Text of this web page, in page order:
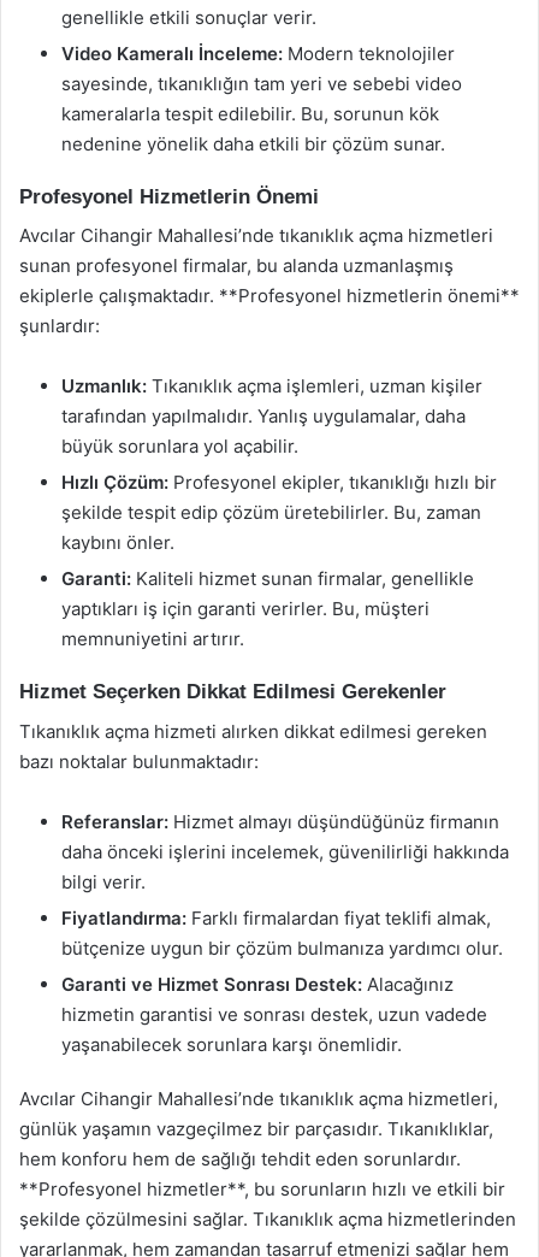
genellikle etkili sonuçlar verir.
Video Kameralı İnceleme: Modern teknolojiler
sayesinde, tıkanıklığın tam yeri ve sebebi video
kameralarla tespit edilebilir. Bu, sorunun kök
nedenine yönelik daha etkili bir çözüm sunar.
Profesyonel Hizmetlerin Önemi
Avcılar Cihangir Mahallesi’nde tıkanıklık açma hizmetleri
sunan profesyonel firmalar, bu alanda uzmanlaşmış
ekiplerle çalışmaktadır. **Profesyonel hizmetlerin önemi**
şunlardır:
Uzmanlık: Tıkanıklık açma işlemleri, uzman kişiler
tarafından yapılmalıdır. Yanlış uygulamalar, daha
büyük sorunlara yol açabilir.
Hızlı Çözüm: Profesyonel ekipler, tıkanıklığı hızlı bir
şekilde tespit edip çözüm üretebilirler. Bu, zaman
kaybını önler.
Garanti: Kaliteli hizmet sunan firmalar, genellikle
yaptıkları iş için garanti verirler. Bu, müşteri
memnuniyetini artırır.
Hizmet Seçerken Dikkat Edilmesi Gerekenler
Tıkanıklık açma hizmeti alırken dikkat edilmesi gereken
bazı noktalar bulunmaktadır:
Referanslar: Hizmet almayı düşündüğünüz firmanın
daha önceki işlerini incelemek, güvenilirliği hakkında
bilgi verir.
Fiyatlandırma: Farklı firmalardan fiyat teklifi almak,
bütçenize uygun bir çözüm bulmanıza yardımcı olur.
Garanti ve Hizmet Sonrası Destek: Alacağınız
hizmetin garantisi ve sonrası destek, uzun vadede
yaşanabilecek sorunlara karşı önemlidir.
Avcılar Cihangir Mahallesi’nde tıkanıklık açma hizmetleri,
günlük yaşamın vazgeçilmez bir parçasıdır. Tıkanıklıklar,
hem konforu hem de sağlığı tehdit eden sorunlardır.
**Profesyonel hizmetler**, bu sorunların hızlı ve etkili bir
şekilde çözülmesini sağlar. Tıkanıklık açma hizmetlerinden
yararlanmak, hem zamandan tasarruf etmenizi sağlar hem